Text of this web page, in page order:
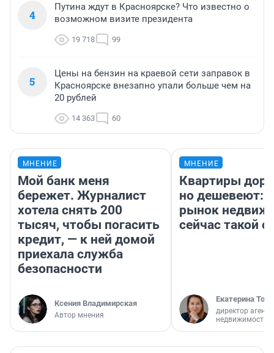
4
Путина ждут в Красноярске? Что известно о
возможном визите президента
19 718 99
5
Цены на бензин на краевой сети заправок в
Красноярске внезапно упали больше чем на
20 рублей
14 363 60
МНЕНИЕ
Мой банк меня
бережет. Журналист
хотела снять 200
тысяч, чтобы погасить
кредит, — к ней домой
приехала служба
безопасности
Ксения Владимирская
Автор мнения
МНЕНИЕ
Квартиры
но дешевеют:
рынок
сейчас такой
Екатерина
директор
недвижимости